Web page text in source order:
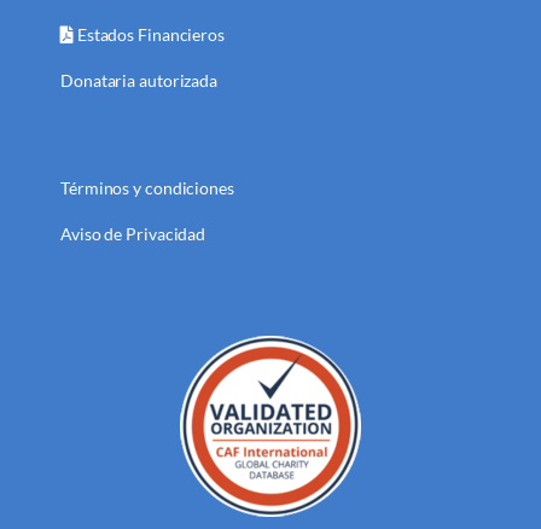
Estados Financieros
Donataria autorizada
Términos y condiciones
Aviso de Privacidad